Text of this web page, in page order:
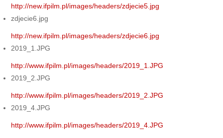
http://new.ifpilm.pl/images/headers/zdjecie5.jpg
zdjecie6.jpg
http://new.ifpilm.pl/images/headers/zdjecie6.jpg
2019_1.JPG
http://www.ifpilm.pl/images/headers/2019_1.JPG
2019_2.JPG
http://www.ifpilm.pl/images/headers/2019_2.JPG
2019_4.JPG
http://www.ifpilm.pl/images/headers/2019_4.JPG